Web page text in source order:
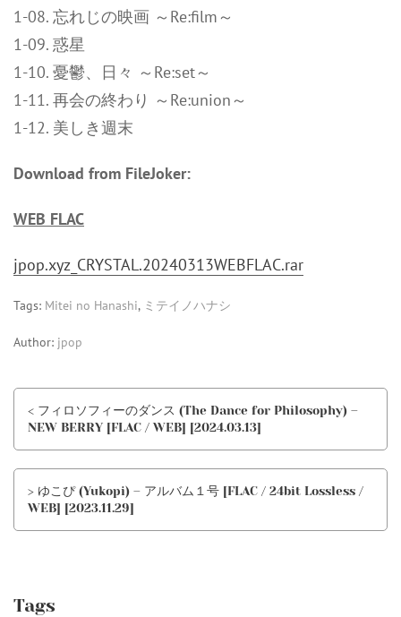
1-08. 忘れじの映画 ～Re:film～
1-09. 惑星
1-10. 憂鬱、日々 ～Re:set～
1-11. 再会の終わり ～Re:union～
1-12. 美しき週末
Download from FileJoker:
WEB FLAC
jpop.xyz_CRYSTAL.20240313WEBFLAC.rar
Tags: Mitei no Hanashi, ミテイノハナシ
Author: jpop
< フィロソフィーのダンス (The Dance for Philosophy) –
NEW BERRY [FLAC / WEB] [2024.03.13]
> ゆこぴ (Yukopi) – アルバム１号 [FLAC / 24bit Lossless /
WEB] [2023.11.29]
Tags